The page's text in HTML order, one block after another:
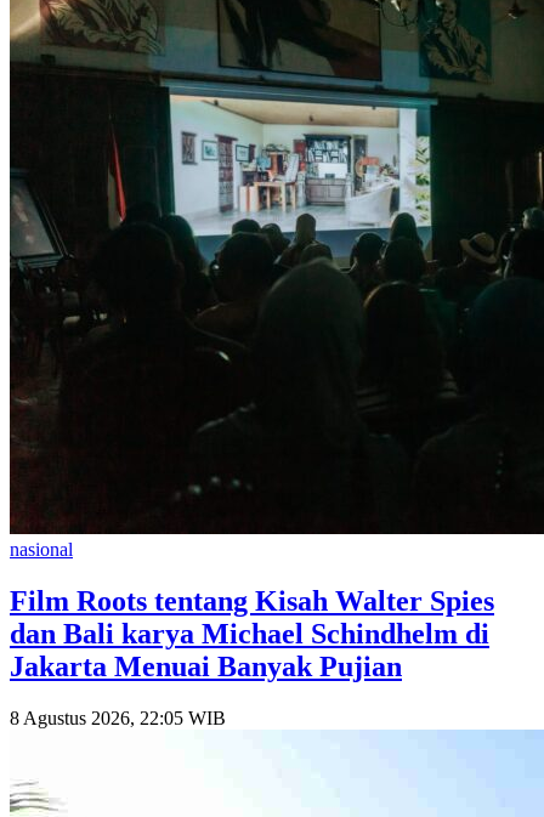
nasional
Film Roots tentang Kisah Walter Spies
dan Bali karya Michael Schindhelm di
Jakarta Menuai Banyak Pujian
8 Agustus 2026, 22:05 WIB